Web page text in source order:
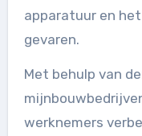
apparatuur en
gevaren.
Met behulp van
werknemers